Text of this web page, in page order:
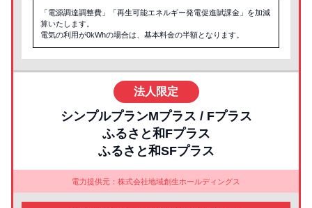
「電源調達調整費」「再生可能エネルギー発電促進賦課金」を加減
算いたします。
電気の利用が0kWhの場合は、基本料金の半額となります。
シンプルプランMプラス / Fプラス
ふるさと和Fプラス
ふるさと和SFプラス
電力提供元：株式会社地域創生ホールディングス
法人限定